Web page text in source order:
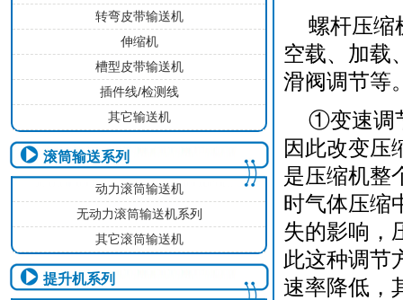
转弯皮带输送机
伸缩机
槽型皮带输送机
插件线/检测线
其它输送机
滚筒输送系列
动力滚筒输送机
无动力滚筒输送机系列
其它滚筒输送机
提升机系列
螺杆压缩
空载、加载
滑阀调节等
①变速调
因此改变压
是压缩机整
时气体压缩
失的影响，
此这种调节
速率降低，